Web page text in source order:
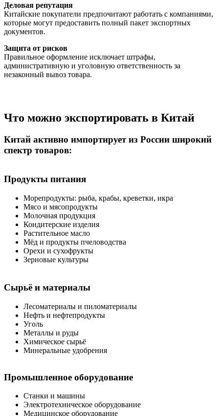
Деловая репутация
Китайские покупатели предпочитают работать с компаниями,
которые могут предоставить полный пакет экспортных
документов.
Защита от рисков
Правильное оформление исключает штрафы,
административную и уголовную ответственность за
незаконный вывоз товара.
Что можно экспортировать в Китай
Китай активно импортирует из России широкий
спектр товаров:
Продукты питания
Морепродукты: рыба, крабы, креветки, икра
Мясо и мясопродукты
Молочная продукция
Кондитерские изделия
Растительное масло
Мёд и продукты пчеловодства
Орехи и сухофрукты
Зерновые культуры
Сырьё и материалы
Лесоматериалы и пиломатериалы
Нефть и нефтепродукты
Уголь
Металлы и руды
Химическое сырьё
Минеральные удобрения
Промышленное оборудование
Станки и машины
Электротехническое оборудование
Медицинское оборудование